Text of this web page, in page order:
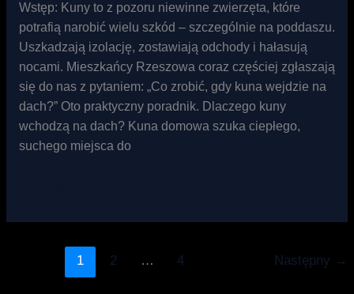
Wstęp: Kuny to z pozoru niewinne zwierzęta, które
potrafią narobić wielu szkód – szczególnie na poddaszu.
Uszkadzają izolację, zostawiają odchody i hałasują
nocami. Mieszkańcy Rzeszowa coraz częściej zgłaszają
się do nas z pytaniem: „Co zrobić, gdy kuna wejdzie na
dach?” Oto praktyczny poradnik. Dlaczego kuny
wchodzą na dach? Kuna domowa szuka ciepłego,
suchego miejsca do
1 2 … 4 Następny →